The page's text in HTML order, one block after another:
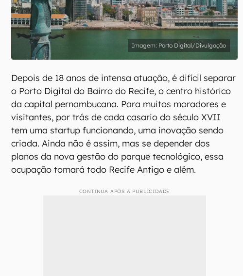
Porto Digital/Divulgação
Depois de 18 anos de intensa atuação, é difícil separar
o Porto Digital do Bairro do Recife, o centro histórico
da capital pernambucana. Para muitos moradores e
visitantes, por trás de cada casario do século XVII
tem uma startup funcionando, uma inovação sendo
criada. Ainda não é assim, mas se depender dos
planos da nova gestão do parque tecnológico, essa
ocupação tomará todo Recife Antigo e além.
CONTINUA APÓS A PUBLICIDADE